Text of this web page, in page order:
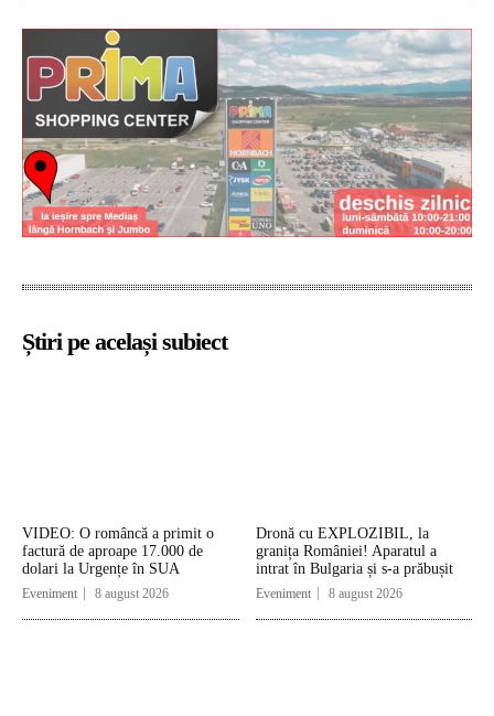
Știri pe același subiect
VIDEO: O româncă a primit o
factură de aproape 17.000 de
dolari la Urgențe în SUA
Eveniment 8 august 2026
Dronă cu EXPLOZIBIL, la
granița României! Aparatul a
intrat în Bulgaria și s-a prăbușit
Eveniment 8 august 2026